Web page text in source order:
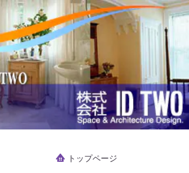
トップページ